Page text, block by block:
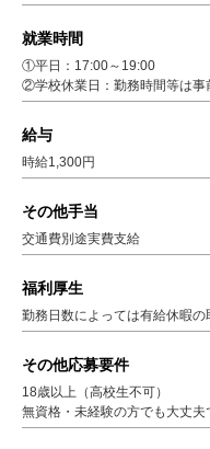
就業時間
①平日：17:00～19:00
②学校休業日：勤務時間等は事
給与
時給1,300円
その他手当
交通費別途実費支給
福利厚生
勤務日数によっては有給休暇の
その他応募要件
18歳以上（高校生不可）
無資格・未経験の方でも大丈夫